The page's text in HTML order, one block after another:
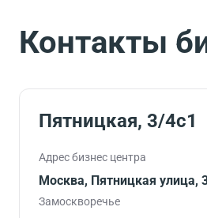
Контакты
Пятницкая, 3/4c1
Адрес бизнес центра
Москва, Пятницкая улица,
Замоскворечье